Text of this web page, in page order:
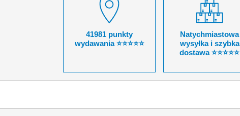
41981 punkty
wydawania ⭐⭐⭐⭐⭐
Natychmiastowa
wysyłka i szybka
dostawa ⭐⭐⭐⭐⭐